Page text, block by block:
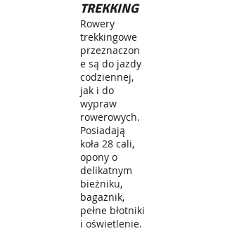
TREKKING
Rowery
trekkingowe
przeznaczon
e są do jazdy
codziennej,
jak i do
wypraw
rowerowych.
Posiadają
koła 28 cali,
opony o
delikatnym
bieżniku,
bagażnik,
pełne błotniki
i oświetlenie.